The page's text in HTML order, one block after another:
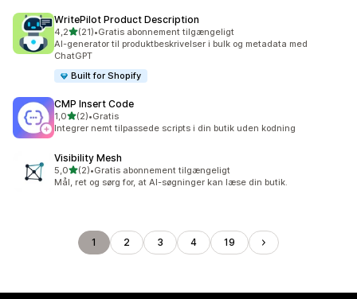
WritePilot Product Description
4,2ud af 5 stjerner
(21)
21 anmeldelser i alt
•Gratis abonnement tilgængeligt
AI-generator til produktbeskrivelser i bulk og metadata med
ChatGPT
Built for Shopify
CMP Insert Code
1,0ud af 5 stjerner
(2)
2 anmeldelser i alt
•Gratis
Integrer nemt tilpassede scripts i din butik uden kodning
Visibility Mesh
5,0ud af 5 stjerner
(2)
2 anmeldelser i alt
•Gratis abonnement tilgængeligt
Mål, ret og sørg for, at AI-søgninger kan læse din butik.
1 2 3 4 19